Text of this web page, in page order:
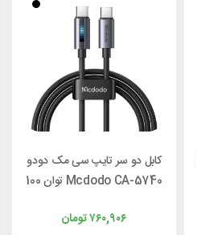
کابل دو سر تایپ سی مک دودو
Mcdodo CA-5740 توان 100
تومان۷۶۰,۹۰۶